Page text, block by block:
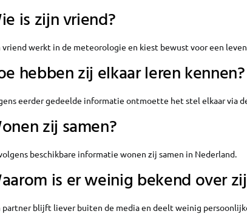
is zijn vriend?
vriend werkt in de meteorologie en kiest bewust voor een
hebben zij elkaar leren kennen?
eerder gedeelde informatie ontmoette het stel elkaar via
zij samen?
beschikbare informatie wonen zij samen in Nederland.
is er weinig bekend over
partner blijft liever buiten de media en deelt weinig